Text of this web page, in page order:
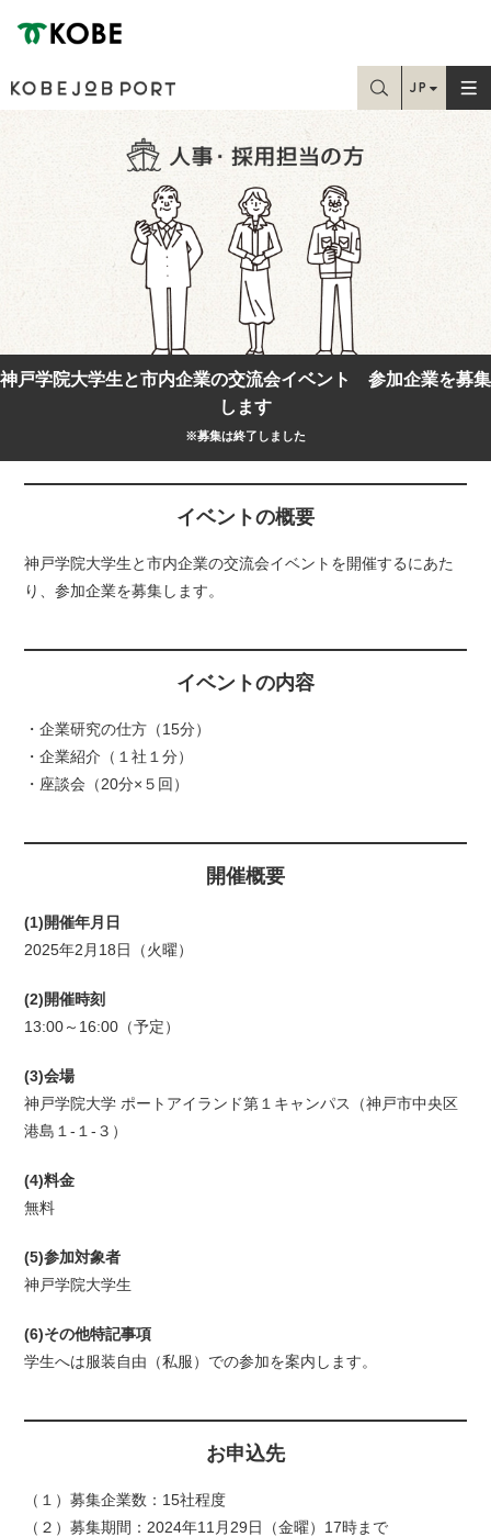
お探しの情報はこちらから検索できます
JP
Home
学生・就職課の方
求職中の方
人事・採用担当の方
保護者の方
女性の就業
神戸学院大学生と市内企業の交流会イベント 参加企業を募集
します
※募集は終了しました
イベントの概要
神戸学院大学生と市内企業の交流会イベントを開催するにあた
り、参加企業を募集します。
イベントの内容
・企業研究の仕方（15分）
・企業紹介（１社１分）
・座談会（20分×５回）
開催概要
(1)開催年月日
2025年2月18日（火曜）
(2)開催時刻
13:00～16:00（予定）
(3)会場
神戸学院大学 ポートアイランド第１キャンパス（神戸市中央区
港島１-１-３）
(4)料金
無料
(5)参加対象者
神戸学院大学生
(6)その他特記事項
学生へは服装自由（私服）での参加を案内します。
お申込先
（１）募集企業数：15社程度
（２）募集期間：2024年11月29日（金曜）17時まで